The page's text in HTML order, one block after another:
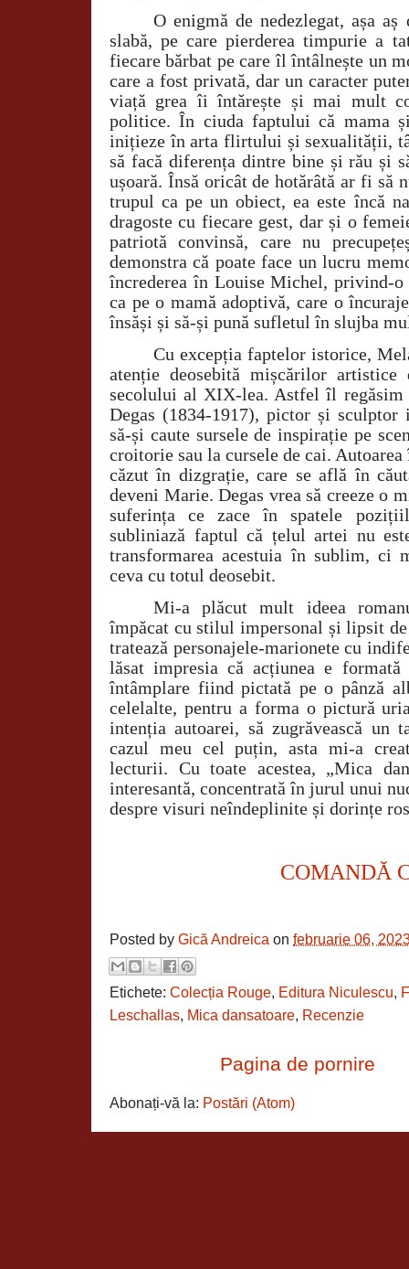
O enigmă de nedezlegat, așa
slabă, pe care pierderea timpurie a
fiecare bărbat pe care îl întâlnește un
care a fost privată, dar un caracter
viață grea îi întărește și mai mult
politice. În ciuda faptului că mama
inițieze în arta flirtului și sexualității,
să facă diferența dintre bine și rău și
ușoară. Însă oricât de hotărâtă ar fi să
trupul ca pe un obiect, ea este încă
dragoste cu fiecare gest, dar și o
patriotă convinsă, care nu
demonstra că poate face un lucru
încrederea în Louise Michel, privind-
ca pe o mamă adoptivă, care o
însăși și să-și pună sufletul în slujba
Cu excepția faptelor istorice,
atenție deosebită mișcărilor
secolului al XIX-lea. Astfel îl regăsim
Degas (1834-1917), pictor și sculptor
să-și caute sursele de inspirație pe
croitorie sau la cursele de cai.
căzut în dizgrație, care se află în
deveni Marie. Degas vrea să creeze o
suferința ce zace în spatele
subliniază faptul că țelul artei nu
transformarea acestuia în sublim, ci
ceva cu totul deosebit.
Mi-a plăcut mult ideea
împăcat cu stilul impersonal și lipsit
tratează personajele-marionete cu
lăsat impresia că acțiunea e
întâmplare fiind pictată pe o pânză
celelalte, pentru a forma o pictură
intenția autoarei, să zugrăvească un
cazul meu cel puțin, asta mi-a
lecturii. Cu toate acestea, „Mica
interesantă, concentrată în jurul unui
despre visuri neîndeplinite și dorințe
COMANDĂ
Posted by Gică Andreica on februarie 06,
Etichete: Colecția Rouge, Editura Niculescu,
Leschallas, Mica dansatoare, Recenzie
Pagina de pornire
Abonați-vă la: Postări (Atom)